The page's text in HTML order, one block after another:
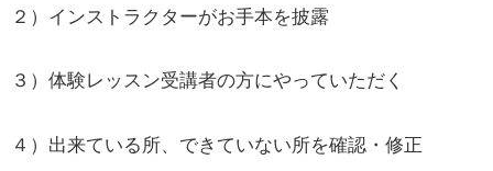
２）インストラクターがお手本を披露
３）体験レッスン受講者の方にやっていただく
４）出来ている所、できていない所を確認・修正